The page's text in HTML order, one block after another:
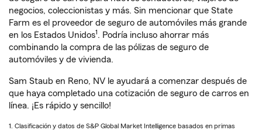
negocios, coleccionistas y más. Sin mencionar que State
Farm es el proveedor de seguro de automóviles más grande
en los Estados Unidos1. Podría incluso ahorrar más
combinando la compra de las pólizas de seguro de
automóviles y de vivienda.
Sam Staub en Reno, NV le ayudará a comenzar después de
que haya completado una cotización de seguro de carros en
línea. ¡Es rápido y sencillo!
1. Clasificación y datos de S&P Global Market Intelligence basados en primas